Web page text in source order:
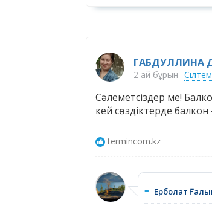
ГАБДУЛЛИНА
2 ай бұрын
Cәлеметсіздер ме!
кей сөздіктерде
termincom.kz
≡ Ерболат